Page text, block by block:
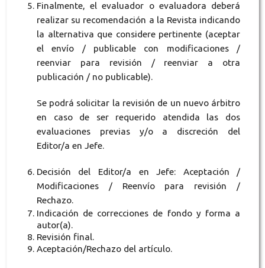
Finalmente, el evaluador o evaluadora deberá
realizar su recomendación a la Revista indicando
la alternativa que considere pertinente (aceptar
el envío / publicable con modificaciones /
reenviar para revisión / reenviar a otra
publicación / no publicable).
Se podrá solicitar la revisión de un nuevo árbitro
en caso de ser requerido atendida las dos
evaluaciones previas y/o a discreción del
Editor/a en Jefe.
Decisión del Editor/a en Jefe: Aceptación /
Modificaciones / Reenvío para revisión /
Rechazo.
Indicación de correcciones de fondo y forma a
autor(a).
Revisión final.
Aceptación/Rechazo del artículo.